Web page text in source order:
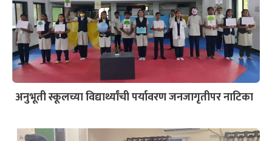
अनुभूती स्कूलच्या विद्यार्थ्यांची पर्यावरण जनजागृतीपर नाटिका